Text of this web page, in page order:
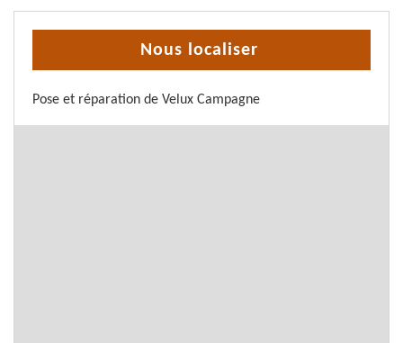
Nous localiser
Pose et réparation de Velux Campagne